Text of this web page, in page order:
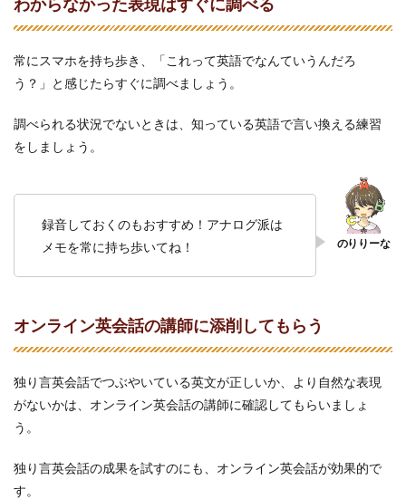
常にスマホを持ち歩き、「これって英語でなんていうんだろ
う？」と感じたらすぐに調べましょう。
調べられる状況でないときは、知っている英語で言い換える練習
をしましょう。
録音しておくのもおすすめ！アナログ派は
メモを常に持ち歩いてね！
オンライン英会話の講師に添削してもらう
独り言英会話でつぶやいている英文が正しいか、より自然な表現
がないかは、オンライン英会話の講師に確認してもらいましょ
う。
独り言英会話の成果を試すのにも、オンライン英会話が効果的で
す。